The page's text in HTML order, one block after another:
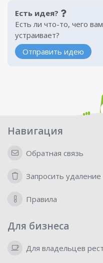
Есть идея?
Есть ли что-то, чего
устраивает?
Отправить идею
Навигация
Обратная связь
Запросить удаление
Правила
Для бизнеса
Для владельцев